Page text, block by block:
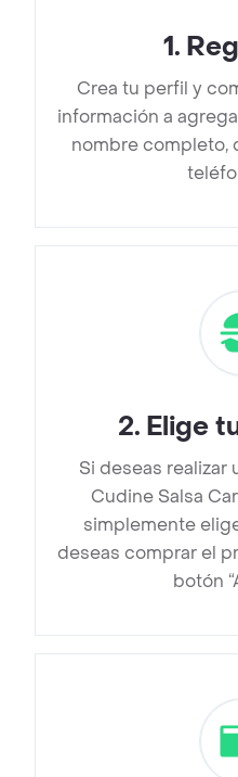
1.
Crea tu perfil y
información a
nombre completo,
2. Elige
Si deseas
Cudine Salsa
simplemente
deseas comprar el
botón